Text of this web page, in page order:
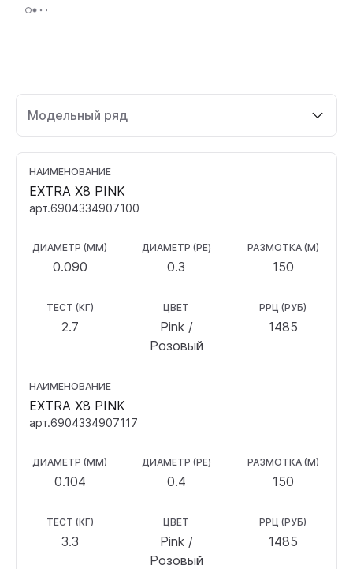
Модельный ряд
НАИМЕНОВАНИЕ
EXTRA X8 PINK
арт.6904334907100
ДИАМЕТР (ММ)
0.090
ДИАМЕТР (PE)
0.3
РАЗМОТКА (М)
150
ТЕСТ (КГ)
2.7
ЦВЕТ
Pink /
Розовый
РРЦ (РУБ)
1485
НАИМЕНОВАНИЕ
EXTRA X8 PINK
арт.6904334907117
ДИАМЕТР (ММ)
0.104
ДИАМЕТР (PE)
0.4
РАЗМОТКА (М)
150
ТЕСТ (КГ)
3.3
ЦВЕТ
Pink /
Розовый
РРЦ (РУБ)
1485